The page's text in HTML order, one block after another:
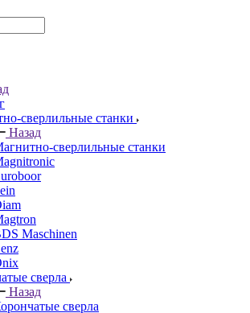
сверлильные станки
Назад
сверлильные станки
Maschinen
сверла
Назад
сверла